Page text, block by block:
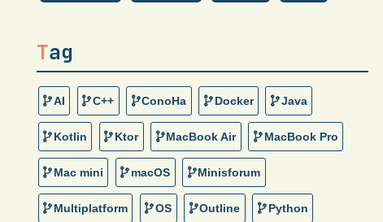
Tag
AI C++ ConoHa Docker Java
Kotlin Ktor MacBook Air MacBook Pro
Mac mini macOS Minisforum
Multiplatform OS Outline Python